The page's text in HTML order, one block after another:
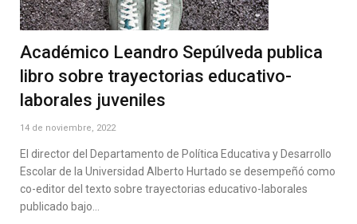
Académico Leandro Sepúlveda publica
libro sobre trayectorias educativo-
laborales juveniles
14 de noviembre, 2022
El director del Departamento de Política Educativa y Desarrollo
Escolar de la Universidad Alberto Hurtado se desempeñó como
co-editor del texto sobre trayectorias educativo-laborales
publicado bajo…